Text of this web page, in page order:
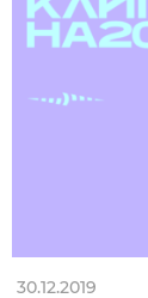
30.12.2019